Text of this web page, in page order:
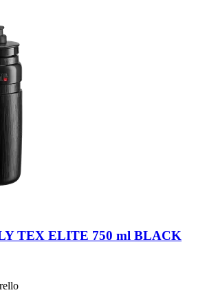
TEX ELITE 750 ml BLACK